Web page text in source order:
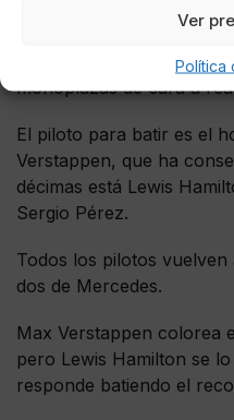
Ver
Política
Los pilotos regresan a
monoplazas de cara a
El piloto para batir es el
Verstappen, que ha
décimas está Lewis
Sergio Pérez.
Todos los pilotos
dos de Mercedes.
Max Verstappen colorea
pero Lewis Hamilton se
responde batiendo el